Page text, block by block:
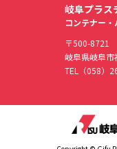
岐阜プラス
コンテナー
〒500-8721
岐阜県岐阜市
TEL
（058）